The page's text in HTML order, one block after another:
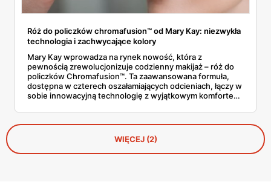
Róż do policzków chromafusion™ od Mary Kay: niezwykła
technologia i zachwycające kolory
Mary Kay wprowadza na rynek nowość, która z
pewnością zrewolucjonizuje codzienny makijaż – róż do
policzków Chromafusion™. Ta zaawansowana formuła,
dostępna w czterech oszałamiających odcieniach, łączy w
sobie innowacyjną technologię z wyjątkowym komfortem
perfekcyjnym rumieńcem, który utrzyma się przez cały
dzień.
WIĘCEJ (2)